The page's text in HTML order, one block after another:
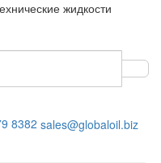
жидкости
8382 sales@globaloil.biz